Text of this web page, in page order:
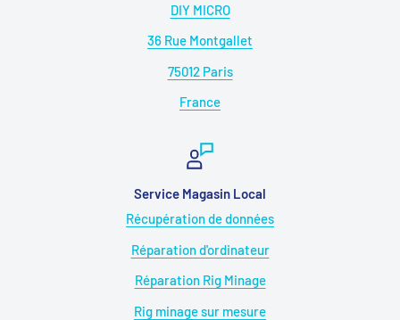
DIY MICRO
36 Rue Montgallet
75012 Paris
France
Service Magasin Local
Récupération de données
Réparation d'ordinateur
Réparation Rig Minage
Rig minage sur mesure